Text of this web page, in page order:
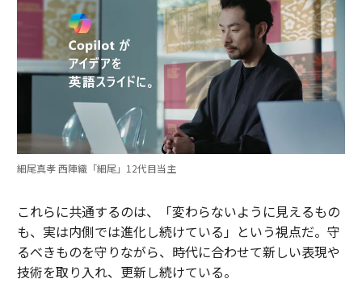
細尾真孝 西陣織「細尾」12代目当主
これらに共通するのは、「変わらないように見えるもの
も、実は内側では進化し続けている」という視点だ。守
るべきものを守りながら、時代に合わせて新しい表現や
技術を取り入れ、更新し続けている。